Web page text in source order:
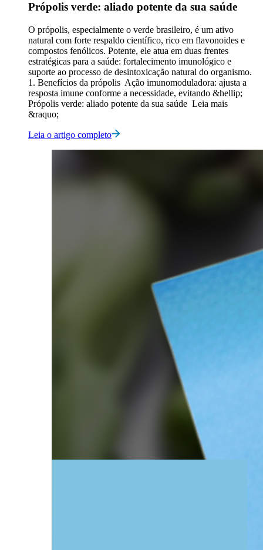
Própolis verde: aliado potente da sua saúde
O própolis, especialmente o verde brasileiro, é um ativo
natural com forte respaldo científico, rico em flavonoides e
compostos fenólicos. Potente, ele atua em duas frentes
estratégicas para a saúde: fortalecimento imunológico e
suporte ao processo de desintoxicação natural do organismo.
1. Benefícios da própolis Ação imunomoduladora: ajusta a
resposta imune conforme a necessidade, evitando &hellip;
Própolis verde: aliado potente da sua saúde Leia mais
&raquo;
Leia o artigo completo